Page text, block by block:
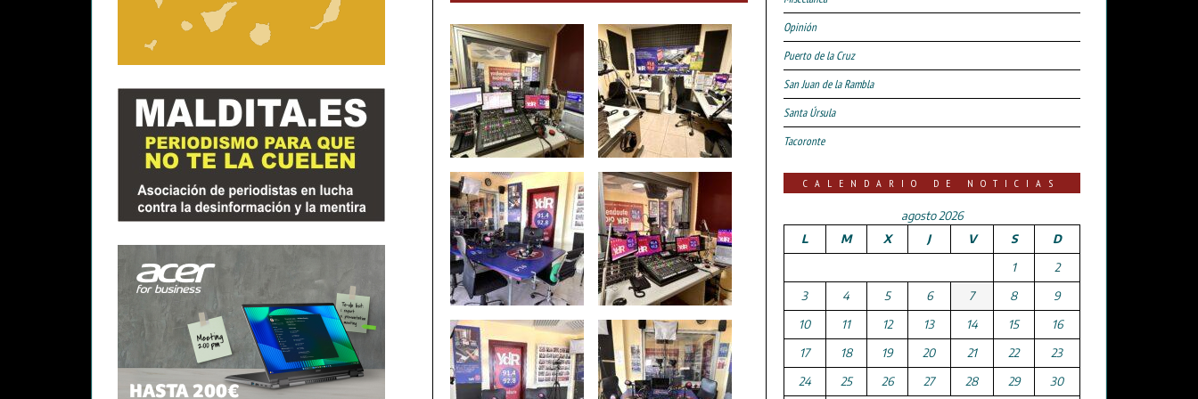
Opinión
Puerto de la Cruz
San Juan de la Rambla
Santa Úrsula
Tacoronte
CALENDARIO DE NOTICIAS
agosto 2026
L
M X J V S
D
1
2
3
4 5 6 7 8
9
10
11 12 13 14 15
16
17
18 19 20 21 22
23
24
25 26 27 28 29 30